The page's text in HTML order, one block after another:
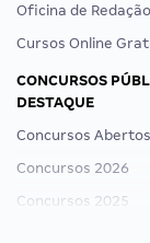
Oficina de Redação
Cursos Online
CONCURSOS
DESTAQUE
Concursos Abertos
Concursos 2026
Concursos 2025
Concurso